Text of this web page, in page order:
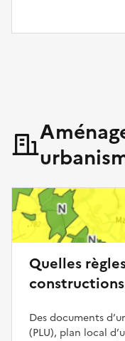
Quelles
constructions
Des documents
(PLU), plan local